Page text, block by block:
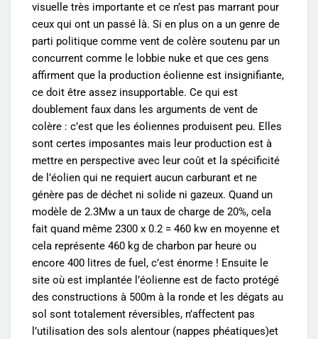
visuelle très importante et ce n’est pas marrant pour
ceux qui ont un passé là. Si en plus on a un genre de
parti politique comme vent de colère soutenu par un
concurrent comme le lobbie nuke et que ces gens
affirment que la production éolienne est insignifiante,
ce doit être assez insupportable. Ce qui est
doublement faux dans les arguments de vent de
colère : c’est que les éoliennes produisent peu. Elles
sont certes imposantes mais leur production est à
mettre en perspective avec leur coût et la spécificité
de l’éolien qui ne requiert aucun carburant et ne
génère pas de déchet ni solide ni gazeux. Quand un
modèle de 2.3Mw a un taux de charge de 20%, cela
fait quand même 2300 x 0.2 = 460 kw en moyenne et
cela représente 460 kg de charbon par heure ou
encore 400 litres de fuel, c’est énorme ! Ensuite le
site où est implantée l’éolienne est de facto protégé
des constructions à 500m à la ronde et les dégats au
sol sont totalement réversibles, n’affectent pas
l’utilisation des sols alentour (nappes phéatiques)et